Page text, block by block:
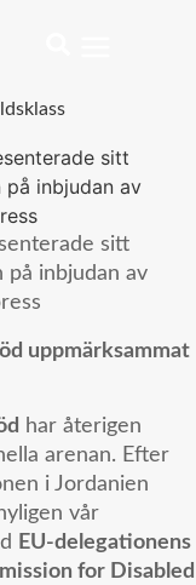
sitt
på inbjudan av
uppmärksammat
har återigen
arenan. Efter
i Jordanien
vår
EU-delegationens
for Disabled